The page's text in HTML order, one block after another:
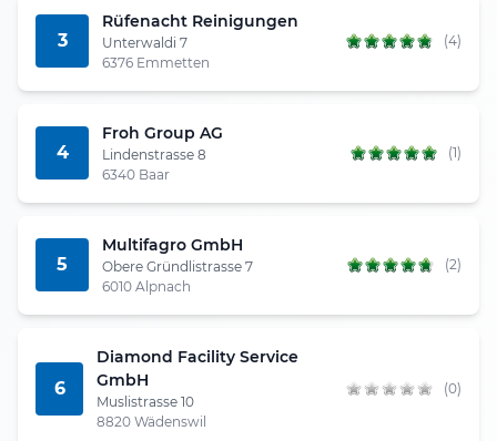
3
Rüfenacht Reinigungen
Unterwaldi 7
6376 Emmetten
(4)
4
Froh Group AG
Lindenstrasse 8
6340 Baar
(1)
5
Multifagro GmbH
Obere Gründlistrasse 7
6010 Alpnach
(2)
6
Diamond Facility Service
GmbH
Muslistrasse 10
8820 Wädenswil
(0)